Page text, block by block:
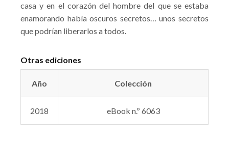
casa y en el corazón del hombre del que se estaba
enamorando había oscuros secretos… unos secretos
que podrían liberarlos a todos.
Otras ediciones
Año Colección
2018 eBook n.º 6063